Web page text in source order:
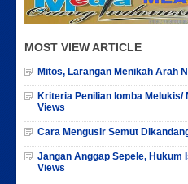
MOST VIEW ARTICLE
Mitos, Larangan Menikah Arah
Kriteria Penilian lomba Melukis/
Views
Cara Mengusir Semut
Jangan Anggap Sepele, Hukum
Views